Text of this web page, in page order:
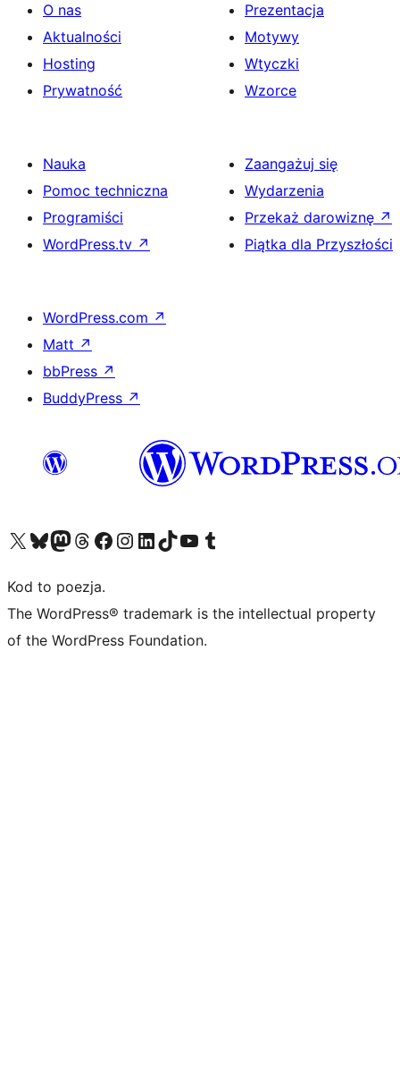
O nas
Aktualności
Hosting
Prywatność
Prezentacja
Motywy
Wtyczki
Wzorce
Nauka
Pomoc techniczna
Programiści
WordPress.tv ↗
Zaangażuj się
Wydarzenia
Przekaż darowiznę ↗
Piątka dla Przyszłości
WordPress.com ↗
Matt ↗
bbPress ↗
BuddyPress ↗
Odwiedź nasze konto X (dawniej Twitter)
Odwiedź nasze konto Bluesky
Odwiedź nasze konto na Mastodoncie
Odwiedź naszego Threadsa
Odwiedź naszego Facebooka
Odwiedź nasze konto na Instagramie
Odwiedź nasze konto na LinkedIn
Odwiedź naszego TikToka
Odwiedź nasz kanał YouTube
Odwiedź naszego Tumblra
Kod to poezja.
The WordPress® trademark is the intellectual property
of the WordPress Foundation.